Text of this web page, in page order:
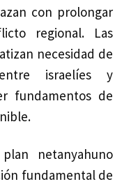
con prolongar
regional. Las
necesidad de
israelíes y
fundamentos de
netanyahuno
fundamental de